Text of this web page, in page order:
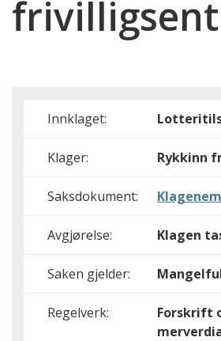
Innklaget:
Klager: Rykkinn
Saksdokument:
Avgjørelse: Klagen
Saken gjelder:
Regelverk:
Forskrift